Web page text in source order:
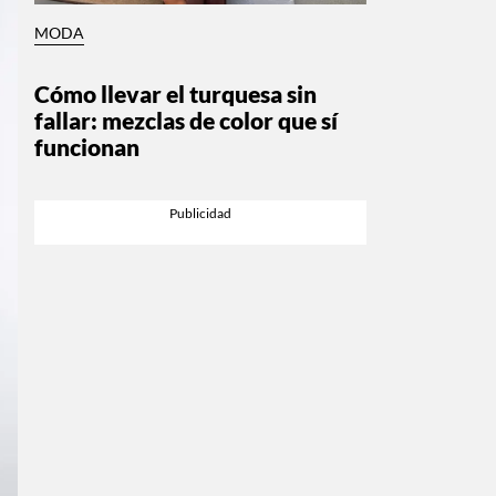
MODA
Cómo llevar el turquesa sin
fallar: mezclas de color que sí
funcionan